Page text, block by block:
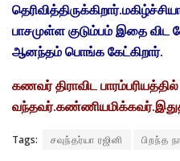
பாசமுள்ள குடும்பம் இதை
ஆனந்தம் பொங்க கேட்கிறார்.
கணவர் திராவிட பாரம்பரியத்தில்
Tags: சவுந்தர்யா ரஜினி பிறந்த